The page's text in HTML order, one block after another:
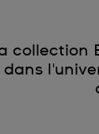
collection
dans